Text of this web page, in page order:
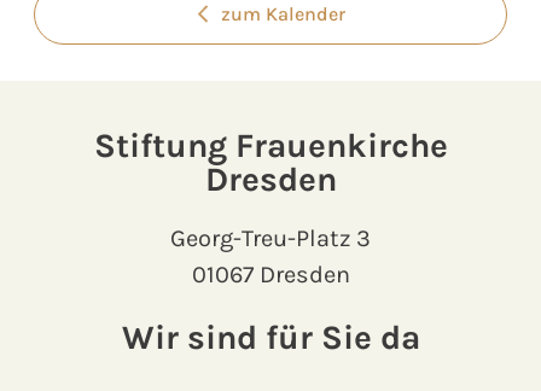
zum Kalender
Stiftung Frauenkirche
Dresden
Georg-Treu-Platz 3
01067 Dresden
Wir sind für Sie da